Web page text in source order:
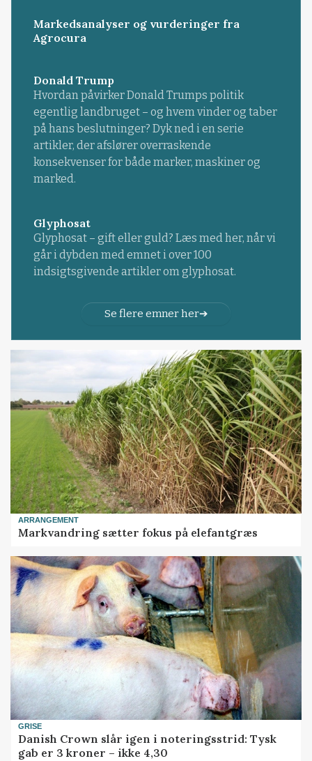
Markedsanalyser og vurderinger fra
Agrocura
Donald Trump
Hvordan påvirker Donald Trumps politik
egentlig landbruget – og hvem vinder og taber
på hans beslutninger? Dyk ned i en serie
artikler, der afslører overraskende
konsekvenser for både marker, maskiner og
marked.
Glyphosat
Glyphosat – gift eller guld? Læs med her, når vi
går i dybden med emnet i over 100
indsigtsgivende artikler om glyphosat.
Se flere emner her
ARRANGEMENT
Markvandring sætter fokus på elefantgræs
GRISE
Danish Crown slår igen i noteringsstrid: Tysk
gab er 3 kroner – ikke 4,30